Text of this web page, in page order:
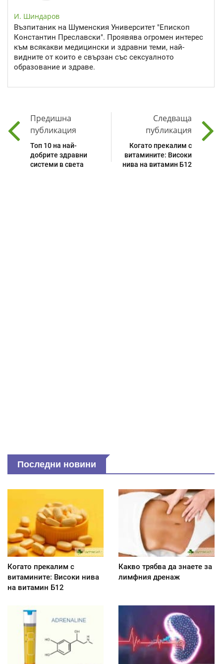
И. Шиндаров
Възпитаник на Шуменския Университет "Епископ
Константин Преславски". Проявява огромен интерес
към всякакви медицински и здравни теми, най-
видните от които е свързан със сексуалното
образование и здраве.
Предишна
публикация
Топ 10 на най-
добрите здравни
системи в света
Следваща
публикация
Когато прекалим с
витамините: Високи
нива на витамин Б12
Последни новини
Когато прекалим с
витамините: Високи нива
на витамин Б12
Какво трябва да знаете за
лимфния дренаж